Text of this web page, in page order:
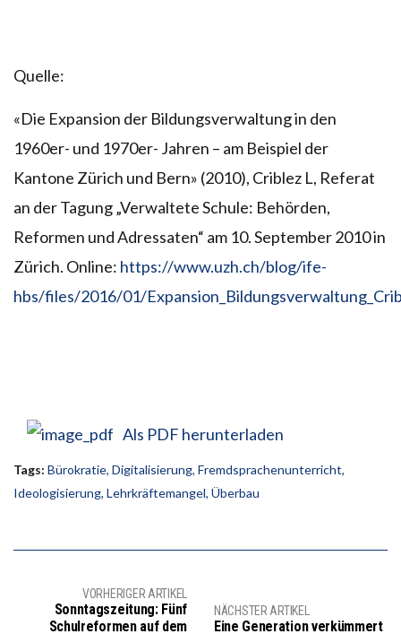
Quelle:
«Die Expansion der Bildungsverwaltung in den
1960er- und 1970er- Jahren – am Beispiel der
Kantone Zürich und Bern» (2010), Criblez L, Referat
an der Tagung „Verwaltete Schule: Behörden,
Reformen und Adressaten“ am 10. September 2010 in
Zürich. Online: https://www.uzh.ch/blog/ife-
hbs/files/2016/01/
Als PDF herunterladen
Tags: Bürokratie, Digitalisierung, Fremdsprachenunterricht,
Ideologisierung, Lehrkräftemangel, Überbau
VORHERIGER ARTIKEL
Sonntagszeitung: Fünf
Schulreformen auf dem
NÄCHSTER ARTIKEL
Eine Generation verkümmert